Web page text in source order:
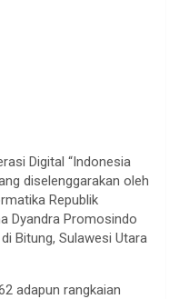
Digital “Indonesia
diselenggarakan oleh
Republik
Dyandra Promosindo
Bitung, Sulawesi Utara
adapun rangkaian